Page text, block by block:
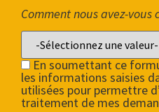
Comment nous avez-vous
En soumettant ce
les informations saisies
utilisées pour permettre
traitement de mes